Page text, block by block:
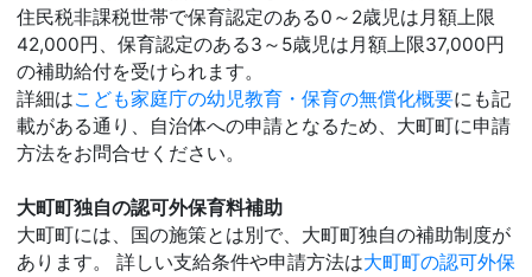
住民税非課税世帯で保育認定のある0～2歳児は月額上限
42,000円、保育認定のある3～5歳児は月額上限37,000円
の補助給付を受けられます。
詳細はこども家庭庁の幼児教育・保育の無償化概要にも記
載がある通り、自治体への申請となるため、大町町に申請
方法をお問合せください。
大町町独自の認可外保育料補助
大町町には、国の施策とは別で、大町町独自の補助制度が
あります。 詳しい支給条件や申請方法は大町町の認可外保